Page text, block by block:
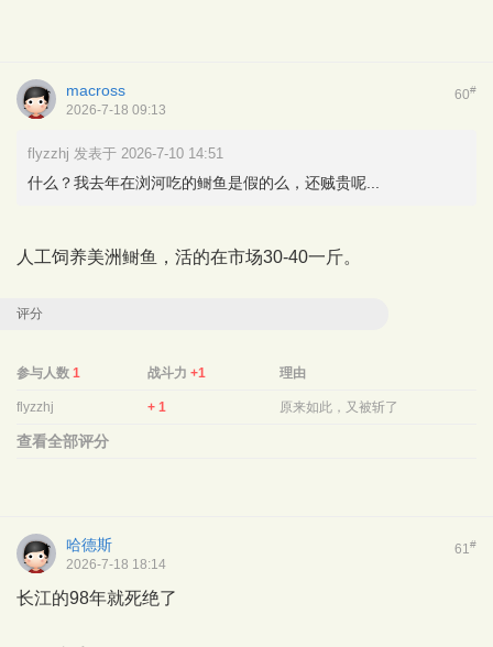
60#
macross
2026-7-18 09:13
flyzzhj 发表于 2026-7-10 14:51
什么？我去年在浏河吃的鲥鱼是假的么，还贼贵呢...
人工饲养美洲鲥鱼，活的在市场30-40一斤。
评分
参与人数 1 战斗力+1 理由
flyzzhj + 1 原来如此，又被斩了
查看全部评分
61#
哈德斯
2026-7-18 18:14
长江的98年就死绝了